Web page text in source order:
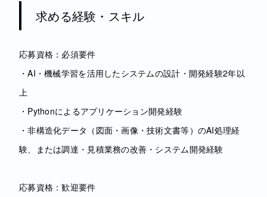
求める経験・スキル
応募資格：必須要件
・AI・機械学習を活用したシステムの設計・開発経験2年以
上
・Pythonによるアプリケーション開発経験
・非構造化データ（図面・画像・技術文書等）のAI処理経
験、または調達・見積業務の改善・システム開発経験
応募資格：歓迎要件